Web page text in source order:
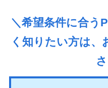
＼希望条件に合う
く知りたい方は、